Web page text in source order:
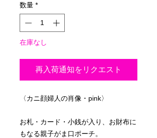
数量 *
在庫なし
再入荷通知をリクエスト
〈カニ顔婦人の肖像・pink〉
お札・カード・小銭が入り、お財布に
もなる親子がま口ポーチ。